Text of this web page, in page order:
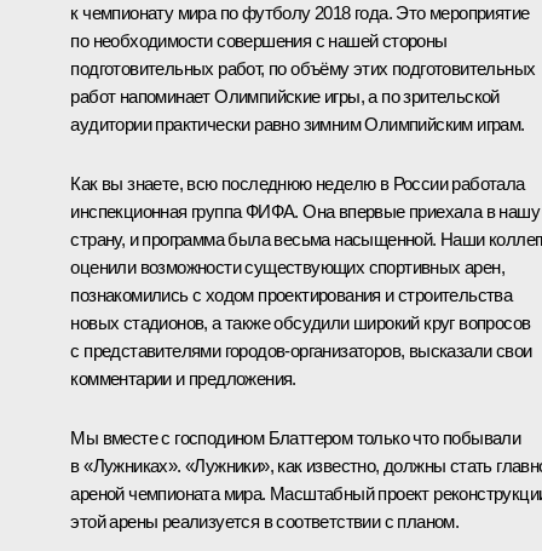
к чемпионату мира по футболу 2018 года. Это мероприятие
по необходимости совершения с нашей стороны
подготовительных работ, по объёму этих подготовительных
работ напоминает Олимпийские игры, а по зрительской
аудитории практически равно зимним Олимпийским играм.
Как вы знаете, всю последнюю неделю в России работала
инспекционная группа ФИФА. Она впервые приехала в нашу
страну, и программа была весьма насыщенной. Наши
оценили возможности существующих спортивных арен,
познакомились с ходом проектирования и строительства
новых стадионов, а также обсудили широкий круг вопросов
с представителями городов-организаторов, высказали свои
комментарии и предложения.
Мы вместе с господином Блаттером только что побывали
в «Лужниках». «Лужники», как известно, должны стать
ареной чемпионата мира. Масштабный проект
этой арены реализуется в соответствии с планом.